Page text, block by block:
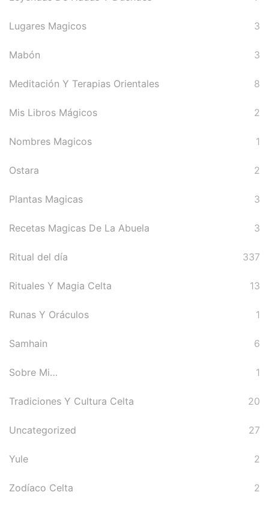
Lugares Magicos 3
Mabón 3
Meditación Y Terapias Orientales 8
Mis Libros Mágicos 2
Nombres Magicos 1
Ostara 2
Plantas Magicas 3
Recetas Magicas De La Abuela 3
Ritual del día 337
Rituales Y Magia Celta 13
Runas Y Oráculos 1
Samhain 6
Sobre Mi… 1
Tradiciones Y Cultura Celta 20
Uncategorized 27
Yule 2
Zodíaco Celta 2